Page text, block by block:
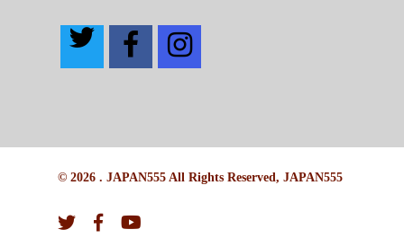
© 2026 . JAPAN555 All Rights Reserved, JAPAN555